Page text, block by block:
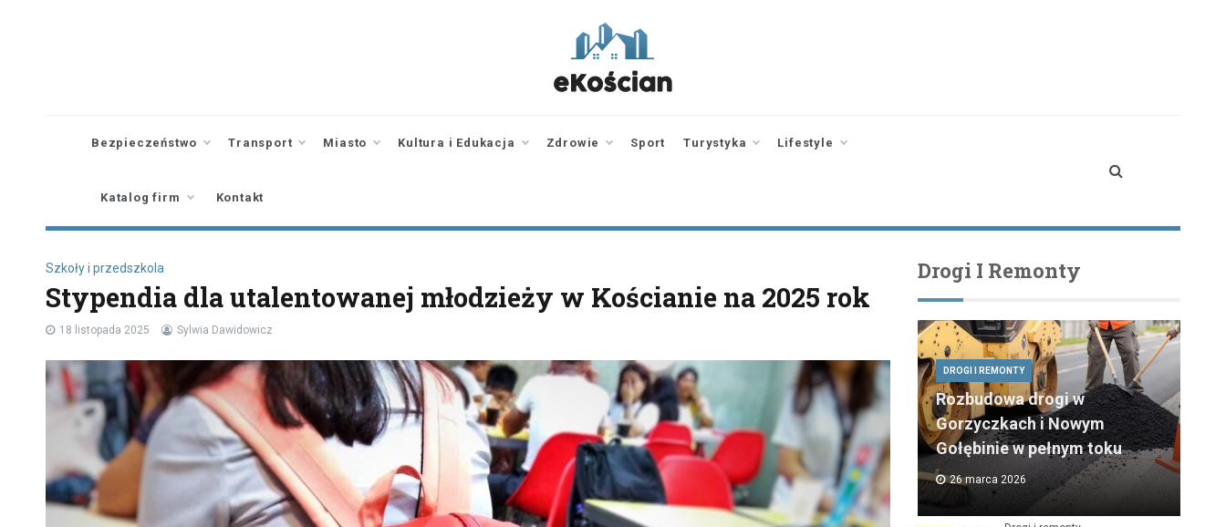
wiadomości |
newsy
Bezpieczeństwo Transport Miasto Kultura i Edukacja Zdrowie Sport Turystyka Lifestyle
Katalog firm Kontakt
Szkoły i przedszkola
Stypendia dla utalentowanej młodzieży w Kościanie na 2025 rok
18 listopada 2025 Sylwia Dawidowicz
Drogi I Remonty
DROGI I REMONTY
Rozbudowa drogi w
Gorzyczkach i Nowym
Gołębinie w pełnym toku
26 marca 2026